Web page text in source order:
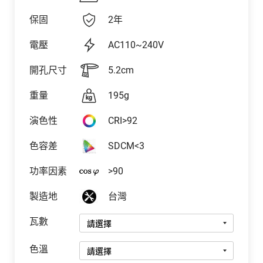
保固 2年
電壓 AC110~240V
開孔尺寸 5.2cm
重量 195g
演色性 CRI>92
色容差 SDCM<3
功率因素 >90
製造地 台灣
瓦數
色溫